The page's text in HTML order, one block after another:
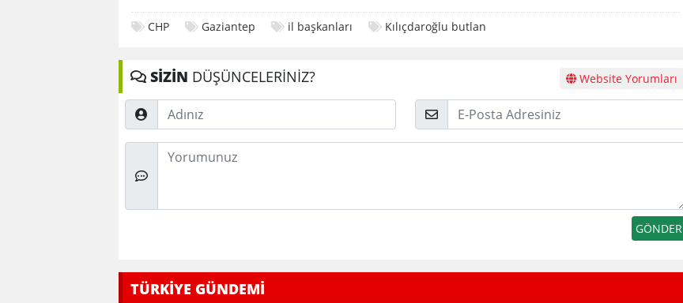
CHP Gaziantep il başkanları Kılıçdaroğlu butlan
SİZİN DÜŞÜNCELERİNİZ? Website Yorumları
Adınız
Posta
Düşünceleriniz
TÜRKİYE GÜNDEMİ